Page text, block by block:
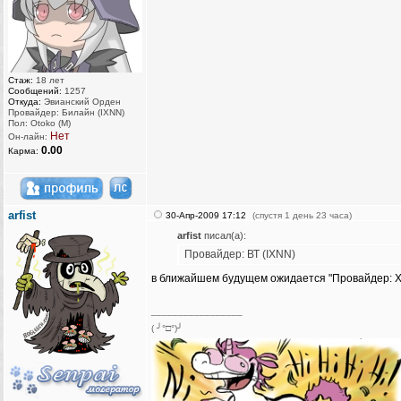
Стаж: 18 лет
Сообщений: 1257
Откуда: Эвианский Орден
Провайдер: Билайн (IXNN)
Пол: Otoko (M)
Он-лайн: Нет
Карма: 0.00
arfist 30-Апр-2009 17:12 (спустя 1 день 23 часа)
arfist писал(а):
Провайдер: ВТ (IXNN)
в ближайшем будущем ожидается "Провайдер:
( ╯°□°)╯